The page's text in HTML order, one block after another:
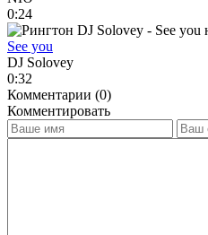
0:24
See you
DJ Solovey
0:32
Комментарии (0)
Комментировать